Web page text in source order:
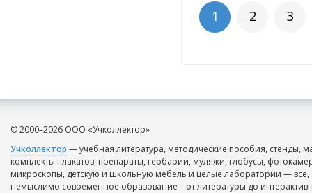
1 2 3
© 2000–2026 ООО «Учколлектор»
Учколлектор — учебная литература, методические пособия, стенды,
комплекты плакатов, препараты, гербарии, муляжи, глобусы,
микроскопы, детскую и школьную мебель и целые лаборатории — все,
немыслимо современное образование – от литературы до